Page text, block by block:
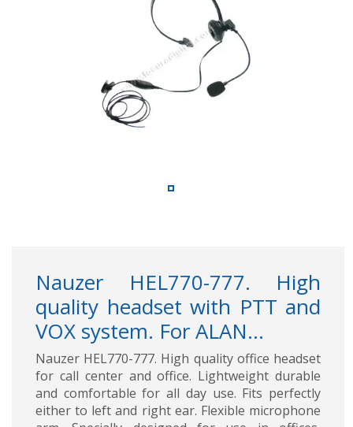
Nauzer HEL770-777. High
quality headset with PTT and
VOX system. For ALAN...
Nauzer HEL770-777. High quality office headset
for call center and office. Lightweight durable
and comfortable for all day use. Fits perfectly
either to left and right ear. Flexible microphone